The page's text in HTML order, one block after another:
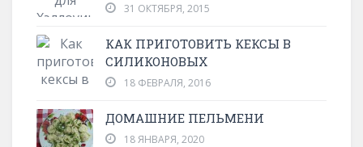
31 ОКТЯБРЯ, 2015
КАК ПРИГОТОВИТЬ КЕКСЫ В
СИЛИКОНОВЫХ
18 ФЕВРАЛЯ, 2016
ДОМАШНИЕ ПЕЛЬМЕНИ
18 ЯНВАРЯ, 2020